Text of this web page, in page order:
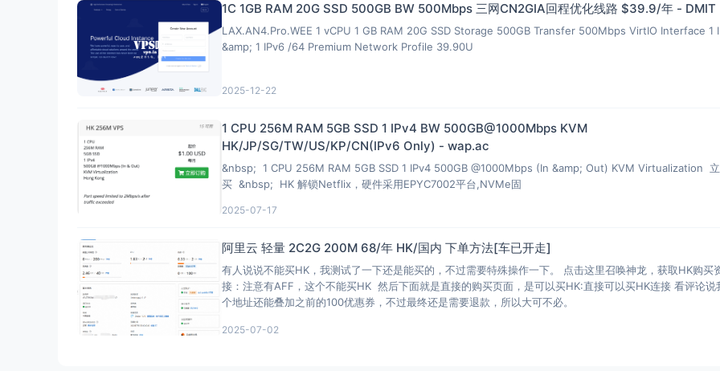
1C 1GB RAM 20G SSD 500GB BW 500Mbps 三网CN2GIA回程优化线路 $39.9/年 - DMIT
LAX.AN4.Pro.WEE 1 vCPU 1 GB RAM 20G SSD Storage 500GB Transfer 500Mbps VirtIO Interface 1
&amp; 1 IPv6 /64 Premium Network Profile 39.90U
2025-12-22
1 CPU 256M RAM 5GB SSD 1 IPv4 BW 500GB@1000Mbps KVM
HK/JP/SG/TW/US/KP/CN(IPv6 Only) - wap.ac
&nbsp; 1 CPU 256M RAM 5GB SSD 1 IPv4 500GB @1000Mbps (In &amp; Out) KVM Virtualization
买 &nbsp; HK 解锁Netflix，硬件采用EPYC7002平台,NVMe固
2025-07-17
阿里云 轻量 2C2G 200M 68/年 HK/国内 下单方法[车已开走]
有人说说不能买HK，我测试了一下还是能买的，不过需要特殊操作一下。 点击这里召唤神龙，获取HK购买
接：注意有AFF，这个不能买HK 然后下面就是直接的购买页面，是可以买HK:直接可以买HK连接 看评论说
个地址还能叠加之前的100优惠券，不过最终还是需要退款，所以大可不必。
2025-07-02